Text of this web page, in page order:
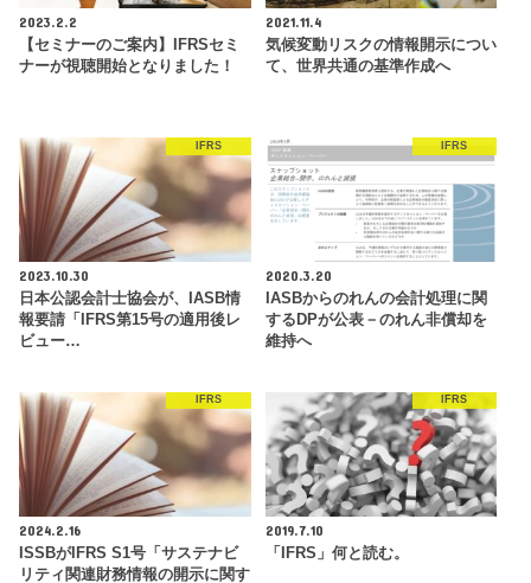
2023.2.2
【セミナーのご案内】IFRSセミ
ナーが視聴開始となりました！
2021.11.4
気候変動リスクの情報開示につい
て、世界共通の基準作成へ
IFRS
2023.10.30
日本公認会計士協会が、IASB情
報要請「IFRS第15号の適用後レ
ビュー…
IFRS
2020.3.20
IASBからのれんの会計処理に関
するDPが公表－のれん非償却を
維持へ
IFRS
2024.2.16
ISSBがIFRS S1号「サステナビ
リティ関連財務情報の開示に関す
IFRS
2019.7.10
「IFRS」何と読む。